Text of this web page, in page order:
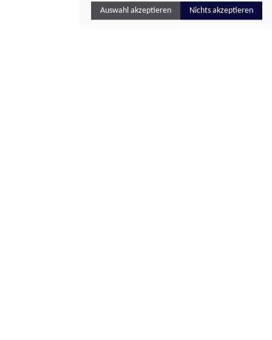
Auswahl akzeptieren Nichts akzeptieren